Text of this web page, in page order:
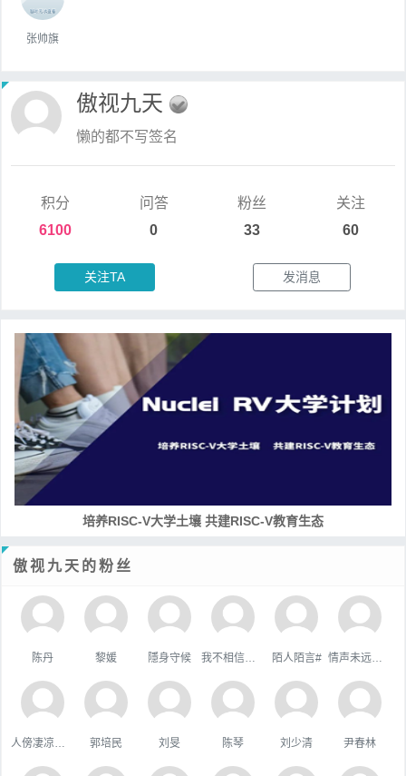
张帅旗
傲视九天
懒的都不写签名
积分
6100
问答
0
粉丝
33
关注
60
关注TA 发消息
培养RISC-V大学土壤 共建RISC-V教育生态
傲视九天的粉丝
陈丹 黎媛 隱身守候 陌人陌言#
郭培民 刘旻 陈琴 刘少清 尹春林